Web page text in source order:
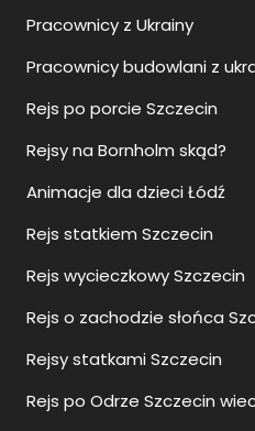
Pracownicy z Ukrainy
Pracownicy budowlani z
Rejs po porcie Szczecin
Rejsy na Bornholm skąd?
Animacje dla dzieci Łódź
Rejs statkiem Szczecin
Rejs wycieczkowy Szczecin
Rejs o zachodzie słońca
Rejsy statkami Szczecin
Rejs po Odrze Szczecin